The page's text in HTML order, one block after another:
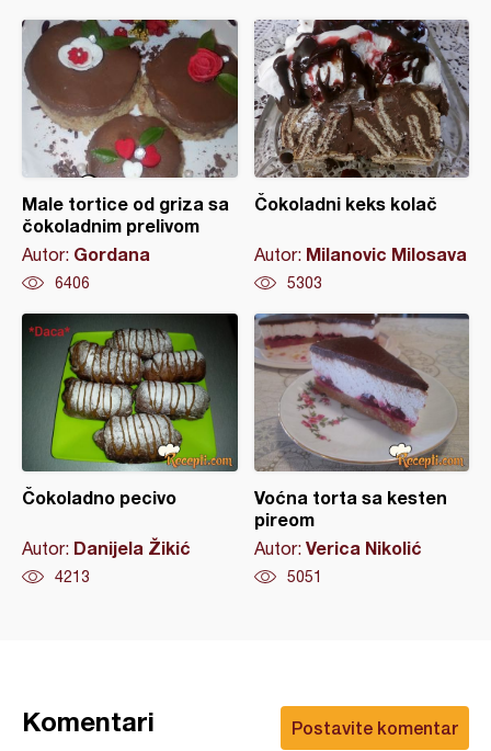
Male tortice od griza sa
čokoladnim prelivom
Autor: Gordana
6406
Čokoladni keks kolač
Autor: Milanovic Milosava
5303
Čokoladno pecivo
Autor: Danijela Žikić
4213
Voćna torta sa kesten
pireom
Autor: Verica Nikolić
5051
Postavite komentar
Komentari